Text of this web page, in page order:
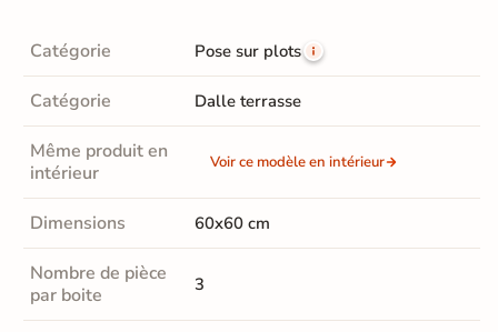
Catégorie Pose sur plots
Catégorie Dalle terrasse
Même produit en
intérieur
Voir ce modèle en intérieur
Dimensions 60x60 cm
Nombre de pièce
par boite
3